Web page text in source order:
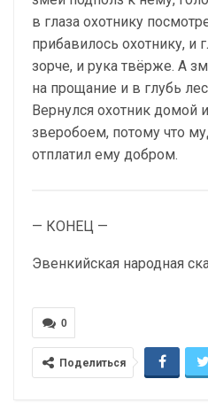
в глаза охотнику
прибавилось охотнику, и
зорче, и рука твёрже. А
на прощание и в глубь
Вернулся охотник домой
зверобоем, потому что
отплатил ему добром.
— КОНЕЦ —
Эвенкийская народная
0
Поделиться